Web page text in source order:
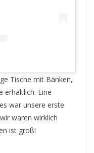
Tische mit Bänken,
erhältlich. Eine
war unsere erste
waren wirklich
ist groß!